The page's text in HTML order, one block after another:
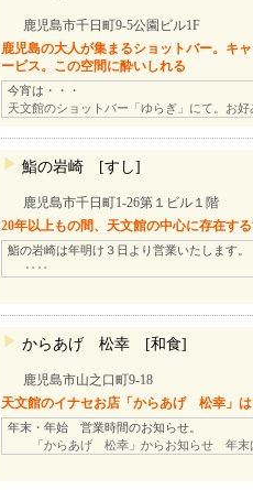
鹿児島市千日町9-5公園ビル1F
鹿児島の大人が集まるショットバー。キ
ービス。この空間に酔いしれる
今宵は・・・
天文館のショットバー「ゆらぎ」にて。お
鮨の岩崎 [すし]
鹿児島市千日町1-26第１ビル１階
20年以上もの間、天文館の中心に存在す
鮨の岩崎は年明け３日より営業いたします。
‥‥
からあげ 松幸 [和食]
鹿児島市山之口町9-18
天文館のイナセお店「からあげ 松幸」
年末・年始 営業時間のお知らせ。
「からあげ 松幸」からお知らせ 年末